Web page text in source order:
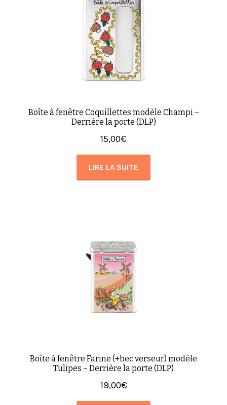
Boîte à fenêtre Coquillettes modèle Champi –
Derrière la porte (DLP)
15,00€
LIRE LA SUITE
Boîte à fenêtre Farine (+bec verseur) modèle
Tulipes – Derrière la porte (DLP)
19,00€